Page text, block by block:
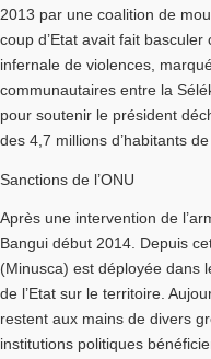
2013 par une coalition de
coup d’Etat avait fait
infernale de violences,
communautaires entre la
pour soutenir le président
des 4,7 millions d’habitants
Sanctions de l’ONU
Après une intervention de
Bangui début 2014. Depuis
(Minusca) est déployée dans
de l’Etat sur le territoire.
restent aux mains de divers
institutions politiques